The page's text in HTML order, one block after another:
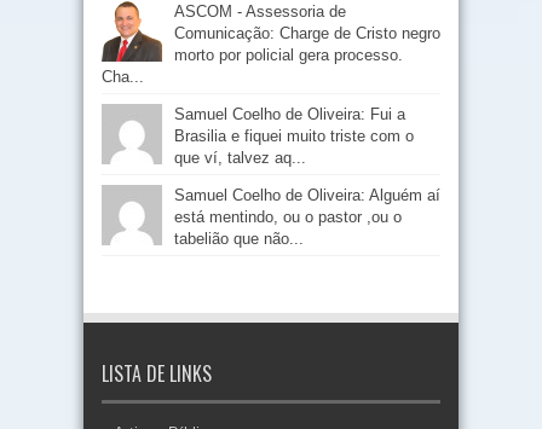
ASCOM - Assessoria de
Comunicação: Charge de Cristo negro
morto por policial gera processo.
Cha...
Samuel Coelho de Oliveira: Fui a
Brasilia e fiquei muito triste com o
que ví, talvez aq...
Samuel Coelho de Oliveira: Alguém aí
está mentindo, ou o pastor ,ou o
tabelião que não...
LISTA DE LINKS